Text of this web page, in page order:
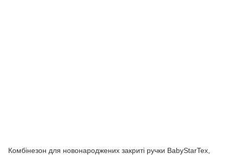
Комбінезон для новонароджених закриті ручки BabyStarTex,